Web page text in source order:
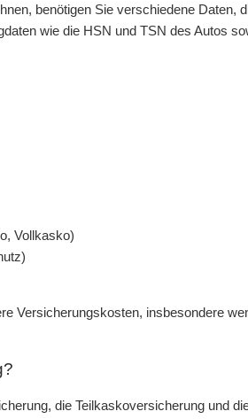
benötigen Sie verschiedene Daten,
wie die HSN und TSN des Autos
Vollkasko)
Versicherungskosten, insbesondere
die Teilkaskoversicherung und